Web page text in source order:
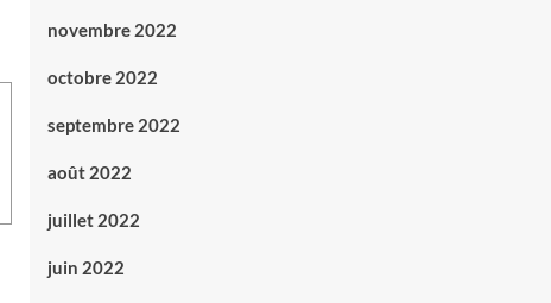
novembre 2022
octobre 2022
septembre 2022
août 2022
juillet 2022
juin 2022